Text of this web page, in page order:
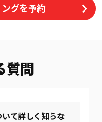
グを予約
質問
て詳しく知らな